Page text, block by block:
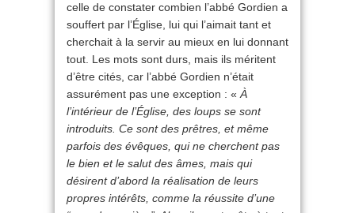
celle de constater combien l’abbé Gordien a
souffert par l’Église, lui qui l’aimait tant et
cherchait à la servir au mieux en lui donnant
tout. Les mots sont durs, mais ils méritent
d’être cités, car l’abbé Gordien n’était
assurément pas une exception : « À
l’intérieur de l’Église, des loups se sont
introduits. Ce sont des prêtres, et même
parfois des évêques, qui ne cherchent pas
le bien et le salut des âmes, mais qui
désirent d’abord la réalisation de leurs
propres intérêts, comme la réussite d’une